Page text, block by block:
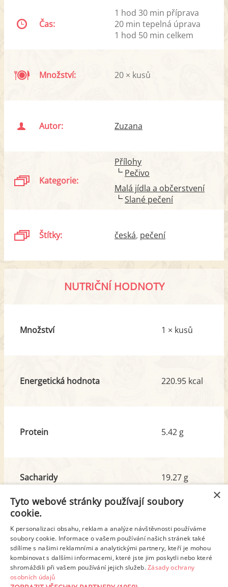
Čas:
1 hod 30 min příprava
20 min tepelná úprava
1 hod 50 min celkem
Množství: 20 × kusů
Autor: Zuzana
Kategorie:
Přílohy
Pečivo
Malá jídla a občerstvení
Slané pečení
Štítky: česká pečení
NUTRIČNÍ HODNOTY
Množství 1 × kusů
Energetická hodnota 220.95 kcal
Protein 5.42 g
Sacharidy
19.27 g
Tuk
z toho nas. mastné kyseliny
13.09 g
6.04 g
Detailní rozpis
×
Tyto webové stránky používají soubory
cookie.
K personalizaci obsahu, reklam a analýze návštěvnosti používáme
soubory cookie. Informace o vašem používání našich stránek také
sdílíme s našimi reklamními a analytickými partnery, kteří je mohou
kombinovat s dalšími informacemi, které jste jim poskytli nebo které
shromáždili při vašem používání jejich služeb.Zásady ochrany
osobních údajů